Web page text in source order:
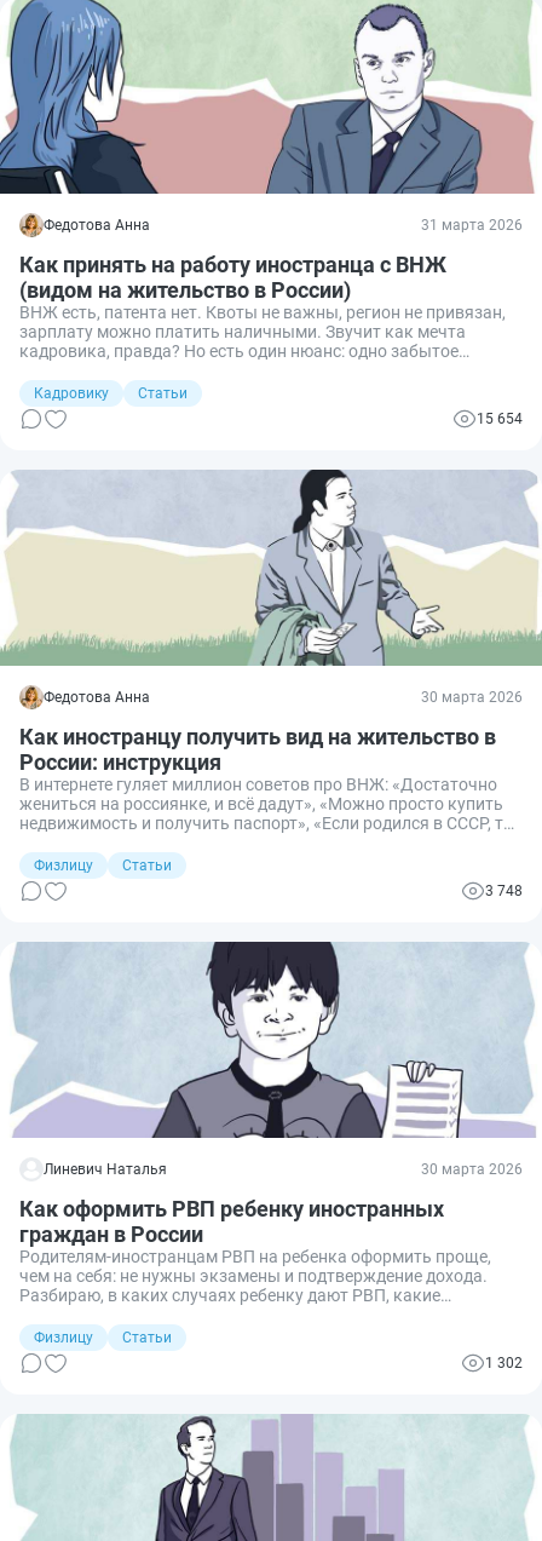
Федотова Анна 31 марта 2026
Как принять на работу иностранца с ВНЖ
(видом на жительство в России)
ВНЖ есть, патента нет. Квоты не важны, регион не привязан,
зарплату можно платить наличными. Звучит как мечта
кадровика, правда? Но есть один нюанс: одно забытое
миллион. Разбираемся, как принять на работу иностранца с
видом на жительство и не прогореть.
Кадровику
Статьи
15 654
Федотова Анна 30 марта 2026
Как иностранцу получить вид на жительство в
России: инструкция
В интернете гуляет миллион советов про ВНЖ: «Достаточно
жениться на россиянке, и всё дадут», «Можно просто купить
недвижимость и получить паспорт», «Если родился в СССР, то
сотни форумов, перелопатила кипу законов и неоднократно
прошла этот путь со своими клиентами, чтобы отделить зерна
от плевел и понять, как все устроено. Готовы узнать правду о
в 2026 году?
Физлицу
Статьи
3 748
Линевич Наталья 30 марта 2026
Как оформить РВП ребенку иностранных
граждан в России
Родителям‑иностранцам РВП на ребенка оформить проще,
чем на себя: не нужны экзамены и подтверждение дохода.
Разбираю, в каких случаях ребенку дают РВП, какие
типичные причины отказов.
Физлицу
Статьи
1 302